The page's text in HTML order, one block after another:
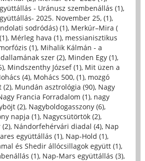
- Uránusz szembenállás (1),
2025. November 25, (1),
sodródás) (1), Merkúr–Mira (
, Mérleg hava (1), messianisztikus
(1), Mihalik Kálmán - a
szer (2), Minden Egy (1),
, Mindszenthy József (1), Mit üzen a
(4), Mohács 500, (1), mozgó
(2), Mundán asztrológia (90), Nagy
Francia Forradalom (1), nagy
(2), Nagyboldogasszony (6),
napja (1), Nagycsütörtök (2),
, Nándorfehérvári diadal (4), Nap
együttállás (1), Nap-Hold (1),
és Shedir állócsillagok együtt (1),
(1), Nap-Mars együttállás (3),